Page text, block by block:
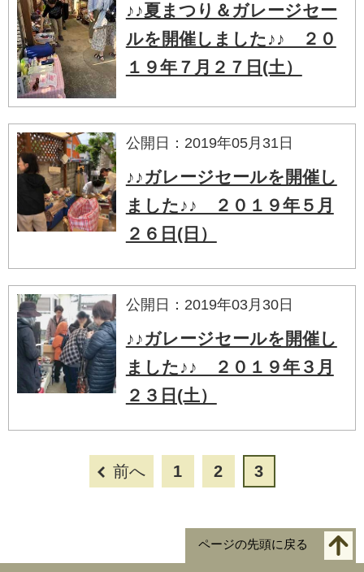
♪♪夏まつり＆ガレージセー
ルを開催しました♪♪ ２０
１９年７月２７日(土）
公開日：2019年05月31日
♪♪ガレージセールを開催し
ました♪♪ ２０１９年５月
２６日(日）
公開日：2019年03月30日
♪♪ガレージセールを開催し
ました♪♪ ２０１９年３月
２３日(土）
前へ 1 2 3
ページの先頭に戻る